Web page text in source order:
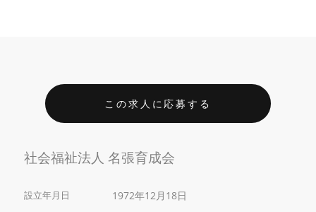
この求人に応募する
社会福祉法人 名張育成会
設立年月日 1972年12月18日